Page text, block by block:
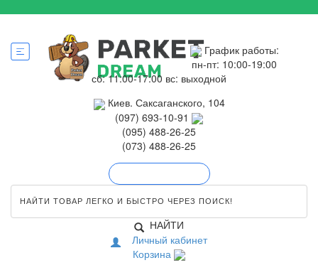
График работы:
пн-пт: 10:00-19:00
сб: 11:00-17:00 вс: выходной
Киев. Саксаганского, 104
(097) 693-10-91
(095) 488-26-25
(073) 488-26-25
НАЙТИ
Личный кабинет
Корзина